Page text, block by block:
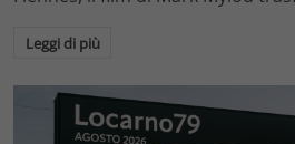
Leggi di più